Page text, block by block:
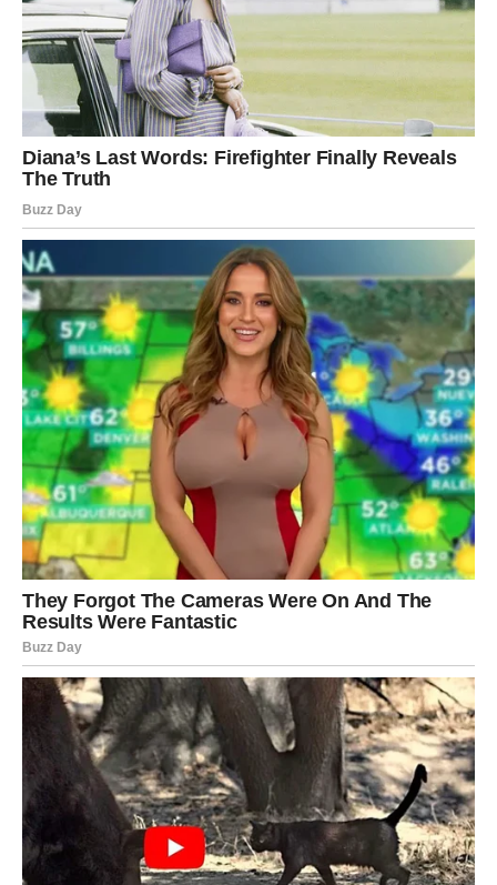
su dugo priželjkivale. To može biti ljubav, posao,
putovanje, promena života – ali jedno je sigurno:
biće to
nešto što menja sve.
U ljubavi, dolazi neko ko razume tvoju dušu. Neko ko te
vidi onakvog kakav jesi – i voli te baš zbog toga.
Za zauzete Ribe, odnos postaje stabilniji, dublji, iskreniji.
Kao da konačno pronalazite zajednički ritam.
Na unutrašnjem planu, osećaš mir. Više ne lutaš, ne
preispituješ, ne sumnjaš.
Znaš.
I to je najlepši osećaj na svetu.